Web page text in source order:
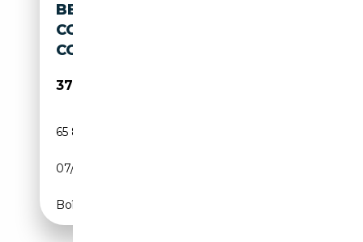
BENTLEY CONTINENTAL
CONTINENTAL 6.0I W12 GT
COUPE 2ÈME MAIN
37 990€
65 850 km
07/2006
Boîte automatique